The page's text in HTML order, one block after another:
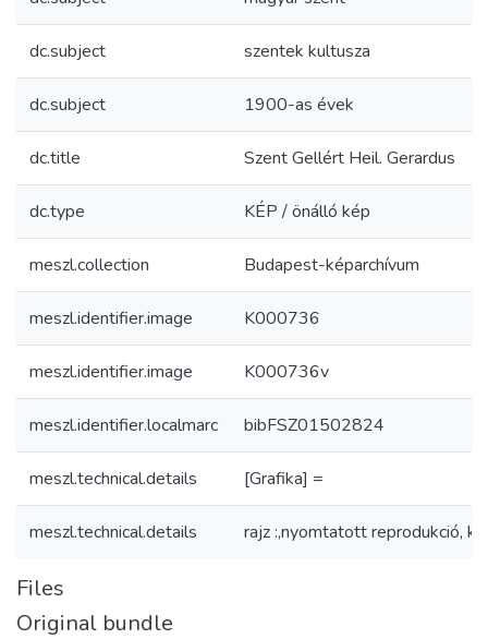
dc.subject szentek kultusza
dc.subject 1900-as évek
dc.title Szent Gellért Heil. Gerardus
dc.type KÉP / önálló kép
meszl.collection Budapest-képarchívum
meszl.identifier.image K000736
meszl.identifier.image K000736v
meszl.identifier.localmarc bibFSZ01502824
meszl.technical.details [Grafika] =
meszl.technical.details rajz :,nyomtatott reprodukció,
Files
Original bundle